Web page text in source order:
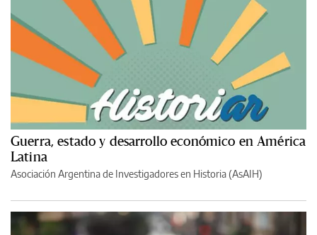
Guerra, estado y desarrollo económico en América
Latina
Asociación Argentina de Investigadores en Historia (AsAIH)